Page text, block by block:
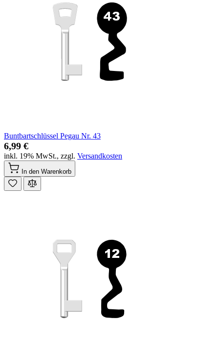
Buntbartschlüssel Pegau Nr. 43
6,99 €
inkl. 19% MwSt., zzgl. Versandkosten
In den Warenkorb